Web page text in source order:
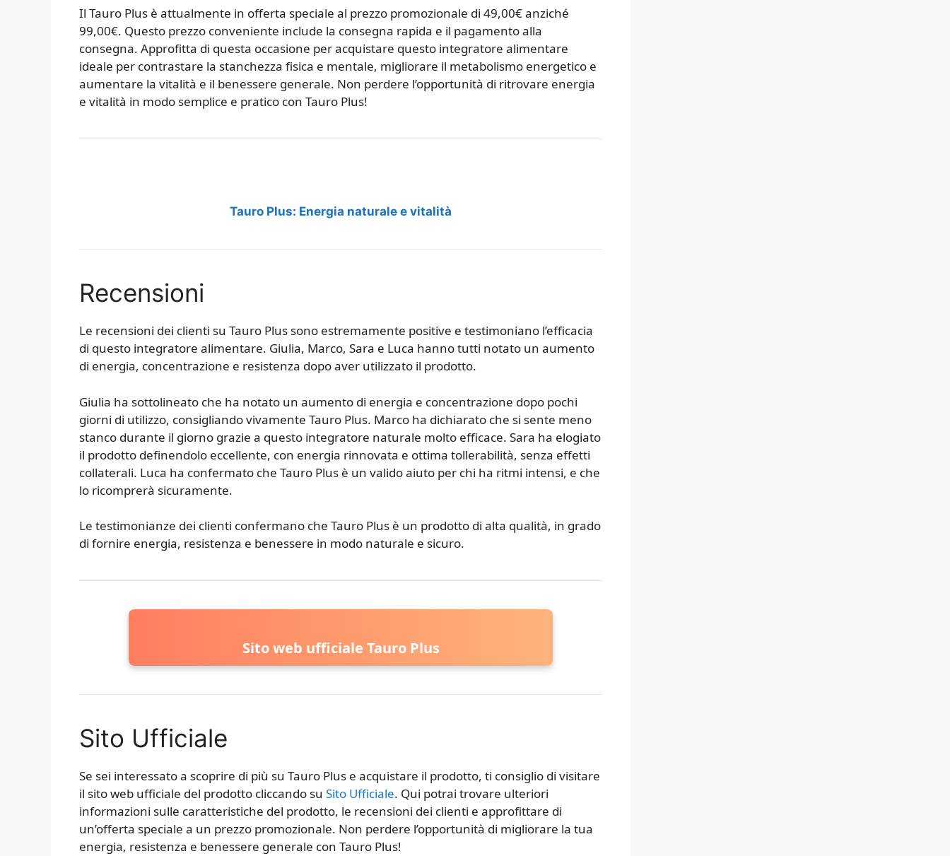
Il Tauro Plus è attualmente in offerta speciale al prezzo promozionale di 49,00€ anziché
99,00€. Questo prezzo conveniente include la consegna rapida e il pagamento alla
consegna. Approfitta di questa occasione per acquistare questo integratore alimentare
ideale per contrastare la stanchezza fisica e mentale, migliorare il metabolismo energetico e
aumentare la vitalità e il benessere generale. Non perdere l’opportunità di ritrovare energia
e vitalità in modo semplice e pratico con Tauro Plus!
Tauro Plus: Energia naturale e vitalità
Recensioni
Le recensioni dei clienti su Tauro Plus sono estremamente positive e testimoniano l’efficacia
di questo integratore alimentare. Giulia, Marco, Sara e Luca hanno tutti notato un aumento
di energia, concentrazione e resistenza dopo aver utilizzato il prodotto.
Giulia ha sottolineato che ha notato un aumento di energia e concentrazione dopo pochi
giorni di utilizzo, consigliando vivamente Tauro Plus. Marco ha dichiarato che si sente meno
stanco durante il giorno grazie a questo integratore naturale molto efficace. Sara ha elogiato
il prodotto definendolo eccellente, con energia rinnovata e ottima tollerabilità, senza effetti
collaterali. Luca ha confermato che Tauro Plus è un valido aiuto per chi ha ritmi intensi, e che
lo ricomprerà sicuramente.
Le testimonianze dei clienti confermano che Tauro Plus è un prodotto di alta qualità, in grado
di fornire energia, resistenza e benessere in modo naturale e sicuro.
Sito web ufficiale Tauro Plus
Sito Ufficiale
Se sei interessato a scoprire di più su Tauro Plus e acquistare il prodotto, ti consiglio di visitare
il sito web ufficiale del prodotto cliccando su Sito Ufficiale. Qui potrai trovare ulteriori
informazioni sulle caratteristiche del prodotto, le recensioni dei clienti e approfittare di
un’offerta speciale a un prezzo promozionale. Non perdere l’opportunità di migliorare la tua
energia, resistenza e benessere generale con Tauro Plus!